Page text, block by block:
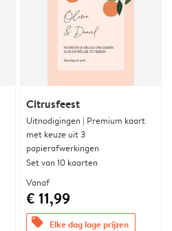
Citrusfeest
Uitnodigingen | Premium kaart
met keuze uit 3
papierafwerkingen
Set van 10 kaarten
Vanaf
€ 11,99
offers Elke dag lage prijzen